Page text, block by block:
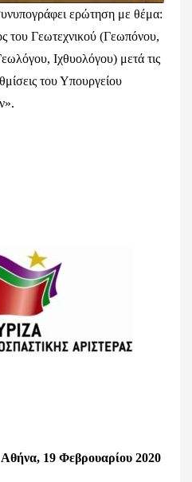
ερώτηση με θέμα:
του Γεωτεχνικού (Γεωπόνου,
Ιχθυολόγου) μετά τις
του Υπουργείου
Αθήνα, 19 Φεβρουαρίου 2020